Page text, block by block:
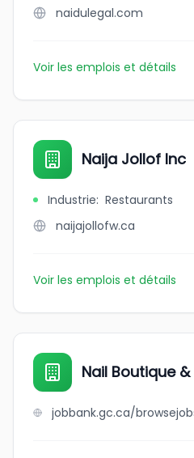
naidulegal.com
Voir les emplois et détails
Naija Jollof Inc
Industrie: Restaurants
naijajollofw.ca
Voir les emplois et détails
Nail Boutique